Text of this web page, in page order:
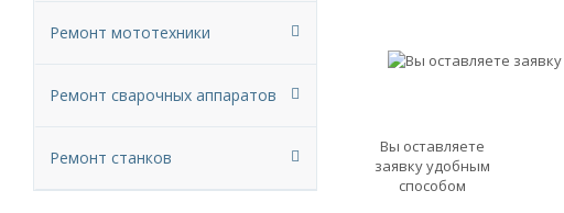
Вы оставляете
заявку удобным
способом
Ремонт мототехники
Ремонт сварочных аппаратов
Ремонт станков